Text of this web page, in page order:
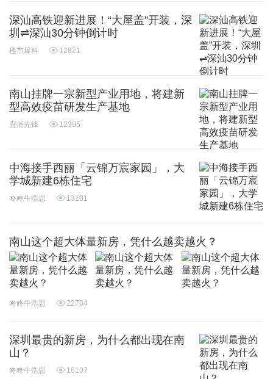
深汕高铁迎新进展！“大屋盖”开装，深
圳⇌深汕30分钟倒计时
楼市爆料 12821
南山挂牌一宗新型产业用地，将建新
型高效疫苗研发生产基地
直播先锋 12395
中海接手西丽「云锦万宸家园」，大
学城新建6栋住宅
咚咚牛浩思 13101
南山这个超大体量新房，凭什么越卖越火？
咚咚牛浩思 22704
深圳最贵的新房，为什么都出现在南
山？
咚咚牛浩思 16107